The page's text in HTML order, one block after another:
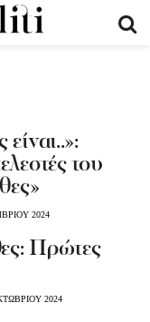
του
2024
Πρώτες
2024